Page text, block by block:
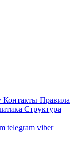
Контакты Правила
Структура
telegram viber